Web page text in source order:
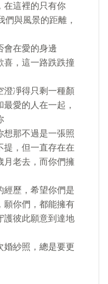
在這裡的只有你
們與風景的距離，
會在愛的身邊
喜，這一路跌跌撞
澄凈得只剩一種顏
愛的人在一起，
想那不過是一張照
提，但一直存在在
月老去，而你們擁
經歷，希望你們是
願你們，都能擁有
護彼此願意到達地
婚紗照，總是要更